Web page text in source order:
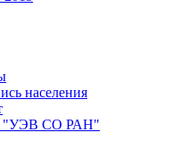
населения
"УЭВ СО РАН"